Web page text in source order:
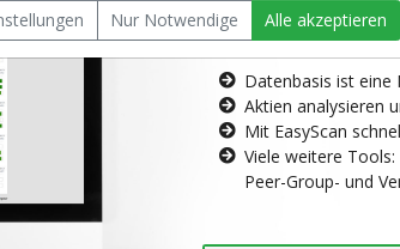
Die
Datenbasis ist eine
Aktien analysieren
Mit EasyScan
Viele weitere
Peer-Group- und
Nur Notwendige Alle akzeptieren